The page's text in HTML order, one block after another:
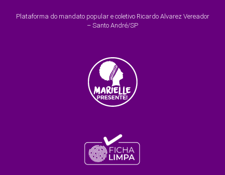
Plataforma do mandato popular e coletivo Ricardo Alvarez Vereador
– Santo André/SP